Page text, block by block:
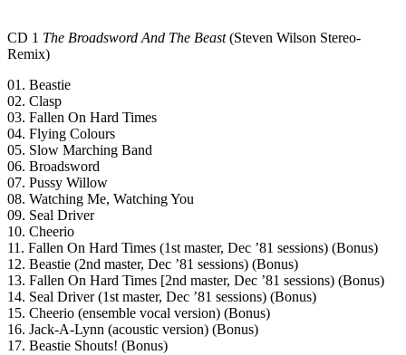
CD 1 The Broadsword And The Beast(Steven Wilson Stereo-
Remix)
01. Beastie
02. Clasp
03. Fallen On Hard Times
04. Flying Colours
05. Slow Marching Band
06. Broadsword
07. Pussy Willow
08. Watching Me, Watching You
09. Seal Driver
10. Cheerio
11. Fallen On Hard Times (1st master, Dec ’81 sessions) (Bonus)
12. Beastie (2nd master, Dec ’81 sessions) (Bonus)
13. Fallen On Hard Times [2nd master, Dec ’81 sessions) (Bonus)
14. Seal Driver (1st master, Dec ’81 sessions) (Bonus)
15. Cheerio (ensemble vocal version) (Bonus)
16. Jack-A-Lynn (acoustic version) (Bonus)
17. Beastie Shouts! (Bonus)